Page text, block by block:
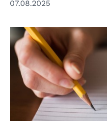
07.08.2025
© CC